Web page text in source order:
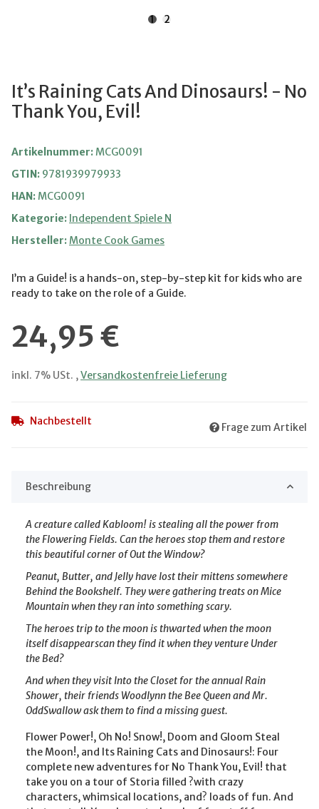
1 2
It’s Raining Cats And Dinosaurs! - No
Thank You, Evil!
Artikelnummer:MCG0091
GTIN: 9781939979933
HAN:MCG0091
Kategorie: Independent Spiele N
Hersteller:Monte Cook Games
I’m a Guide! is a hands-on, step-by-step kit for kids who are
ready to take on the role of a Guide.
24,95 €
inkl. 7% USt. ,Versandkostenfreie Lieferung
Nachbestellt Frage zum Artikel
Beschreibung
A creature called Kabloom! is stealing all the power from
the Flowering Fields. Can the heroes stop them and restore
this beautiful corner of Out the Window?
Peanut, Butter, and Jelly have lost their mittens somewhere
Behind the Bookshelf. They were gathering treats on Mice
Mountain when they ran into something scary.
The heroes trip to the moon is thwarted when the moon
itself disappearscan they find it when they venture Under
the Bed?
And when they visit Into the Closet for the annual Rain
Shower, their friends Woodlynn the Bee Queen and Mr.
OddSwallow ask them to find a missing guest.
Flower Power!, Oh No! Snow!, Doom and Gloom Steal
the Moon!, and Its Raining Cats and Dinosaurs!: Four
complete new adventures for No Thank You, Evil! that
take you on a tour of Storia filled ?with crazy
characters, whimsical locations, and? loads of fun. And